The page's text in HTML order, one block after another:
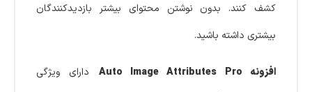
کشف کنند. بدون نوشتن محتوای بیشتر بازدیدکنندگان
بیشتری داشته باشید.
افزونه Auto Image Attributes Pro
دارای ویژگی